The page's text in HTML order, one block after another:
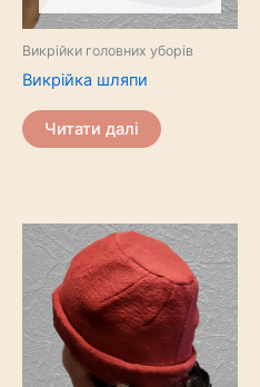
Викрійки головних уборів
Викрійка шляпи
Читати далі